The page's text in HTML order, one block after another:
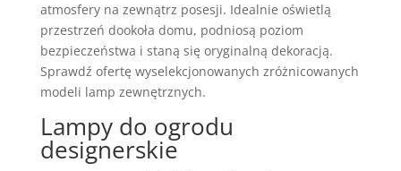
atmosfery na zewnątrz posesji. Idealnie oświetlą
przestrzeń dookoła domu, podniosą poziom
bezpieczeństwa i staną się oryginalną dekoracją.
Sprawdź ofertę wyselekcjonowanych zróżnicowanych
modeli lamp zewnętrznych.
Lampy do ogrodu
designerskie